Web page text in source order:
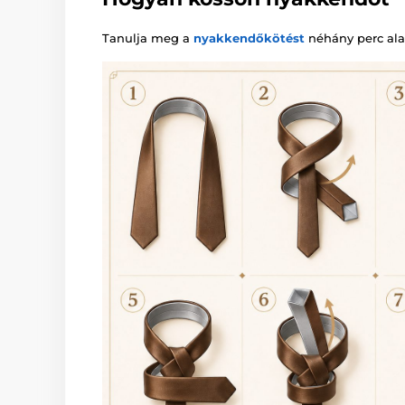
Tanulja meg a nyakkendőkötést néhány perc